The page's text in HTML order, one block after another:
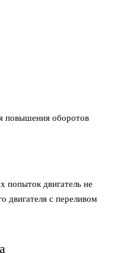
повышения оборотов
попыток двигатель не
двигателя с переливом